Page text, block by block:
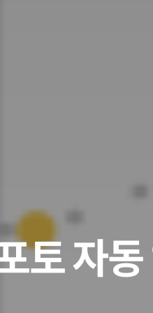
토 자